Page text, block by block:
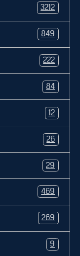
3212
849
222
84
12
26
29
469
269
9